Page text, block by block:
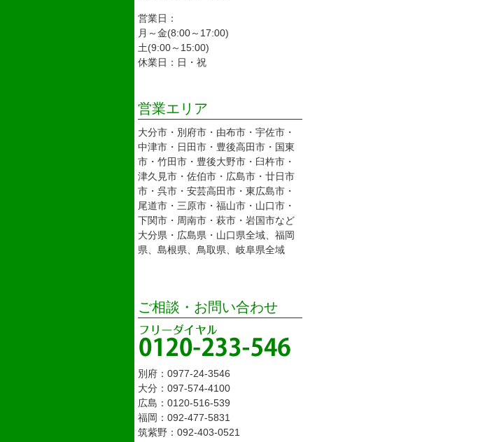
営業日：
月～金(8:00～17:00)
土(9:00～15:00)
休業日：日・祝
営業エリア
大分市・別府市・由布市・宇佐市・
中津市・日田市・豊後高田市・国東
市・竹田市・豊後大野市・臼杵市・
津久見市・佐伯市・広島市・廿日市
市・呉市・安芸高田市・東広島市・
尾道市・三原市・福山市・山口市・
下関市・周南市・萩市・岩国市など
大分県・広島県・山口県全域、福岡
県、島根県、鳥取県、岐阜県全域
ご相談・お問い合わせ
別府：0977-24-3546
大分：097-574-4100
広島：0120-516-539
福岡：092-477-5831
筑紫野：092-403-0521